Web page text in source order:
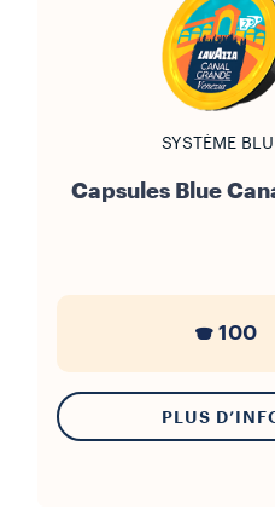
SYSTÈME
Capsules Blue
100
PLUS